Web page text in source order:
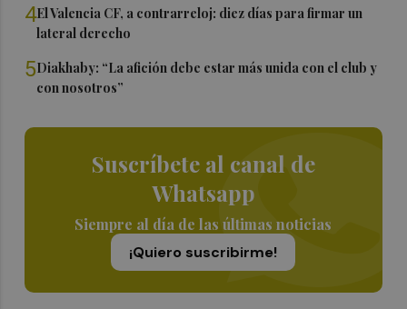
4El Valencia CF, a contrarreloj: diez días para firmar un
lateral derecho
5Diakhaby: “La afición debe estar más unida con el club y
con nosotros”
Suscríbete al canal de
Whatsapp
Siempre al día de las últimas noticias
¡Quiero suscribirme!